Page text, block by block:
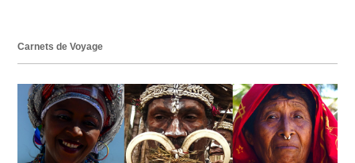
Carnets de Voyage
Actualités
Plus
Carnets de Voyage